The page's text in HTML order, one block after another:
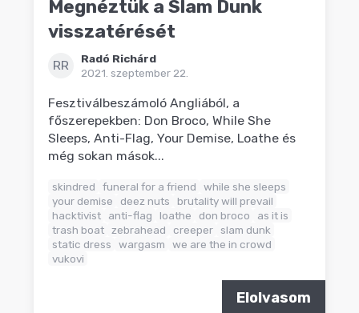
Megnéztük a Slam Dunk
visszatérését
RR
Radó Richárd
2021. szeptember 22.
Fesztiválbeszámoló Angliából, a
főszerepekben: Don Broco, While She
Sleeps, Anti-Flag, Your Demise, Loathe és
még sokan mások...
skindred funeral for a friend
while she sleeps
your demise
deez nuts
brutality will prevail
hacktivist
anti-flag loathe don broco
as it is
trash boat zebrahead creeper slam dunk
static dress
wargasm
we are the in crowd
vukovi
Elolvasom